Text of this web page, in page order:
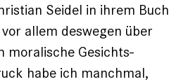
Seidel in ihrem Buch
allem deswegen über
­moralische Gesichts­
habe ich manchmal,